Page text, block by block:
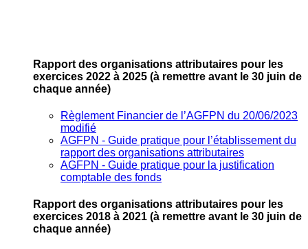
Rapport des organisations attributaires pour les
exercices 2022 à 2025 (à remettre avant le 30 juin de
chaque année)
Règlement Financier de l’AGFPN du 20/06/2023
modifié
AGFPN ‐ Guide pratique pour l’établissement du
rapport des organisations attributaires
AGFPN ‐ Guide pratique pour la justification
comptable des fonds
Rapport des organisations attributaires pour les
exercices 2018 à 2021 (à remettre avant le 30 juin de
chaque année)